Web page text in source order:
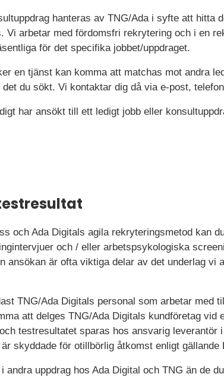
hanteras av TNG/Ada i syfte att hitta
arbetar med fördomsfri rekrytering och i en
för det specifika jobbet/uppdraget.
en tjänst kan komma att matchas mot andra
du sökt. Vi kontaktar dig då via e-post,
har ansökt till ett ledigt jobb eller
och Ada Digitals agila rekryteringsmetod kan
och / eller arbetspsykologiska
ansökan är ofta viktiga delar av det underlag
TNG/Ada Digitals personal som arbetar med
att delges TNG/Ada Digitals kundföretag
testresultatet sparas hos ansvarig leverantör
skyddade för otillbörlig åtkomst enligt gällande
uppdrag hos Ada Digital och TNG än de